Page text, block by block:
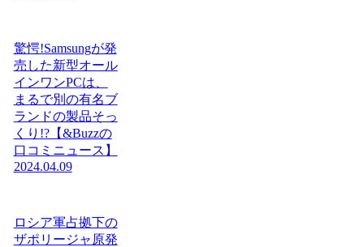
驚愕!Samsungが発
売した新型オール
インワンPCは、
まるで別の有名ブ
ランドの製品そっ
くり!?【&Buzzの
口コミニュース】
2024.04.09
ロシア軍占拠下の
ザポリージャ原発